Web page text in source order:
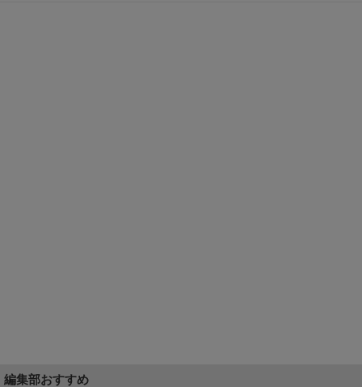
編集部おすすめ